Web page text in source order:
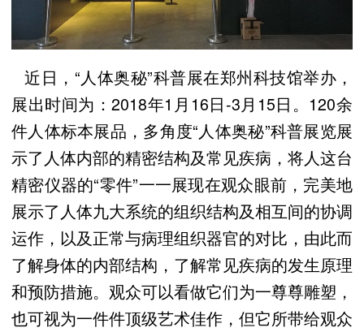
近日，“人体奥秘”科普展在郑州科技馆举办，
展出时间为：2018年1月16日-3月15日。120余
件人体标本展品，多角度“人体奥秘”科普展览展
示了人体内部的精密结构及常见疾病，将人这台
精密仪器的“零件”一一展现在观众眼前，完美地
展示了人体九大系统的组织结构及相互间的协调
运作，以及正常与病理组织器官的对比，由此而
了解身体的内部结构，了解常见疾病的发生原理
和预防措施。观众可以看做它们为一尊尊雕塑，
也可视为一件件顶级艺术佳作，但它所带给观众